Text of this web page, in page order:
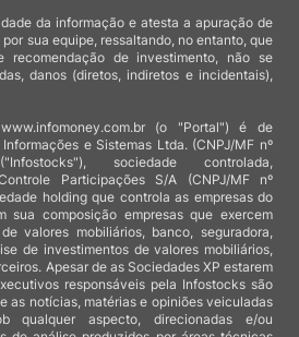
da informação e atesta a apuração de
sua equipe, ressaltando, no entanto, que
de investimento, não se
danos (diretos, indiretos e incidentais),
(o "Portal") é de
e Sistemas Ltda. (CNPJ/MF nº
sociedade controlada,
Participações S/A (CNPJ/MF nº
holding que controla as empresas do
composição empresas que exercem
valores mobiliários, banco, seguradora,
de investimentos de valores mobiliários,
Apesar de as Sociedades XP estarem
responsáveis pela Infostocks são
as notícias, matérias e opiniões veiculadas
qualquer aspecto, direcionadas e/ou